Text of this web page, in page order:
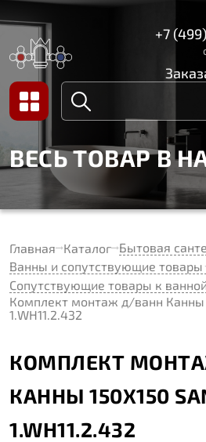
+7
ВЕСЬ ТОВАР В
Главная Каталог Бытовая
Ванны и сопутствующие товары
Сопутствующие товары к ванной
Комплект монтаж д/ванн Канны
1.WH11.2.432
КОМПЛЕКТ
КАННЫ 150Х150
1.WH11.2.432